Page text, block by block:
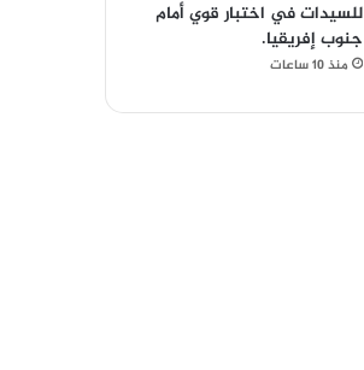
للسيدات في اختبار قوي أمام
جنوب إفريقيا.
منذ 10 ساعات